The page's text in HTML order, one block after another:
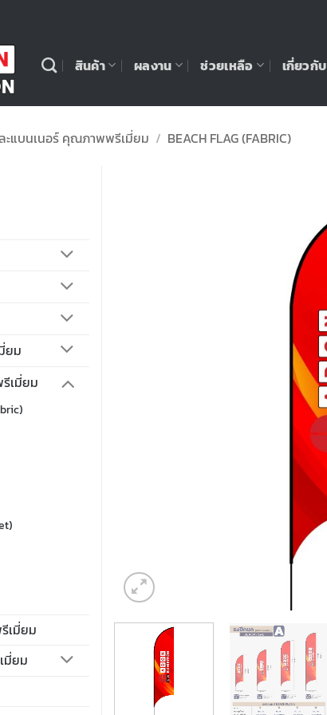
สินค้า ผลงาน ช่วยเหลือ เกี่ยวกับ
ะแบนเนอร์ คุณภาพพรีเมี่ยม / BEACH FLAG (FABRIC)
ยม
เมี่ยม
เมี่ยม
มี่ยม